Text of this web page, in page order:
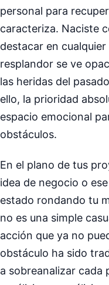
personal para
caracteriza. Naciste
destacar en
resplandor se ve
las heridas del
ello, la prioridad
espacio emocional
obstáculos.
En el plano de tus
idea de negocio o
estado rondando tu
no es una simple
acción que ya no
obstáculo ha sido
a sobreanalizar cada